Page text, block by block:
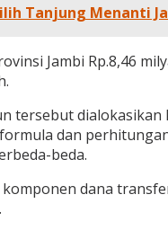
Tanjung Menanti
Jambi Rp.8,46
tersebut
dan
beda.
dana